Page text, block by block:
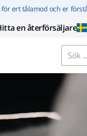
ert tålamod och er
en återförsäljare
Sök …